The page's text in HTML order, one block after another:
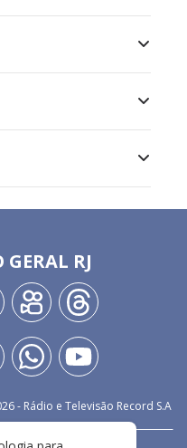
RJ
- Rádio e Televisão Record S.A